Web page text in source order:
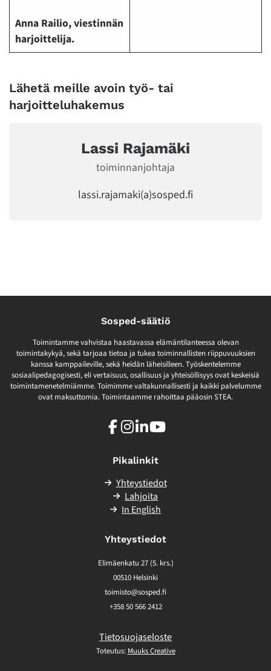
Anna Railio, viestinnän
harjoittelija.
Lähetä meille avoin työ- tai
harjoitteluhakemus
Lassi Rajamäki
toiminnanjohtaja
lassi.rajamaki(a)sosped.fi
Sosped-säätiö
Toimintamme vahvistaa haastavassa elämäntilanteessa olevan
toimintakykyä, sekä tarjoaa tietoa ja tukea toiminnallisten riippuvuuksien
kanssa kamppaileville, sekä heidän läheisilleen. Työskentelemme
sosiaalipedagogisesti, eli vertaisuus, osallisuus ja yhteisöllisyys ovat keskeisiä
toimintamenetelmiämme. Toimimme valtakunnallisesti ja kaikki palvelumme
ovat maksuttomia. Toimintaamme rahoittaa pääosin STEA.
Facebook
Instagram
LinkedInYoutube
Pikalinkit
Yhteystiedot
Lahjoita
In English
Yhteystiedot
Elimäenkatu 27 (5. krs.)
00510 Helsinki
toimisto@sosped.fi
+358 50 566 2412
Tietosuojaseloste
Toteutus: Muuks Creative